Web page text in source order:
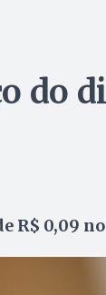
do
R$ 0,09